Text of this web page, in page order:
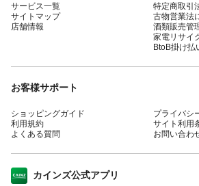
サービス一覧
サイトマップ
店舗情報
特定商取引
古物営業法
酒類販売管
家電リサイ
BtoB掛け払
お客様サポート
ショッピングガイド
利用規約
よくある質問
プライバシ
サイト利用
お問い合わ
カインズ公式アプリ